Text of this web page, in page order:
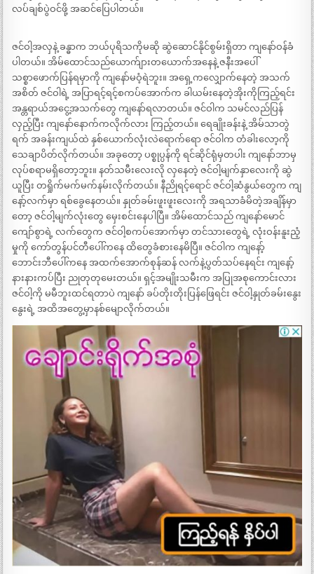
လပ်ချစ်ပွဲဝင်ဖို့ အဆင်ပြေပါတယ်။
ဇင်ဝါ့အလှနဲ့ ခန္ဓာက ဘယ်ပုရိသကိုမဆို ဆွဲဆောင်နိုင်စွမ်းရှိတာ ကျနော်ဝန်ခံ
ပါတယ်။ အိမ်ထောင်သည်ယောက်ျားတယောက်အနေနဲ့ ဇနီးအပေါ်
သစ္စာဖောက်ပြန်ရမှာကို ကျနော်မဝံ့ရဲဘူး။ အရှေ့ကလျှောက်နေတဲ့ အသက်
အစိတ် ဇင်ဝါရဲ့ အပြာရင့်ရင့်စကပ်အောက်က ခါယမ်းနေတဲ့အိုးကိုကြည့်ရင်း
အန္တရာယ်အငွေ့အသက်တွေ ကျနော်ရလာတယ်။ ဇင်ဝါက သမင်လည်ပြန်
လှည့်ပြီး ကျနော်နောက်ကလိုက်လား ကြည့်တယ်။ ရေချိုးခန်းနဲ့ အိမ်သာတွဲ
ရက် အခန်းကျယ်ထဲ နှစ်ယောက်လုံးလဲရောက်ရော ဇင်ဝါက တံခါးလော့ကို
သေချာပိတ်လိုက်တယ်။ အခုတော့ ပစ္စုပ္ပန်ကို ရင်ဆိုင်ရုံမှတပါး ကျနော်ဘာမှ
လုပ်စရာမရှိတော့ဘူး။ နတ်သမီးလေးလို လှနေတဲ့ ဇင်ဝါ့မျက်နှာလေးကို ဆွဲ
ယူပြီး တရှိုက်မက်မက်နမ်းလိုက်တယ်။ နီညိုရင့်ရောင် ဇင်ဝါ့ဆံနွယ်တွေက ကျ
နော့်လက်မှာ ရစ်ခွေနေတယ်။ နှုတ်ခမ်းဖူးဖူးလေးကို အရသာခံမိတဲ့အချိန်မှာ
တော့ ဇင်ဝါ့မျက်လုံးတွေ မှေးစင်းနေပါပြီ။ အိမ်ထောင်သည် ကျနော်မောင်
ကျော်စွာရဲ့ လက်တွေက ဇင်ဝါ့စကပ်အောက်မှာ တင်သားတွေရဲ့ လုံးဝန်းနူးညံ့
မှုကို ကော်တွန်ပင်တီပေါ်ကနေ ထိတွေခံစားနေမိပြီ။ ဇင်ဝါက ကျနော့်
ဘောင်းဘီပေါ်ကနေ အထက်အောက်စုန်ဆန် လက်နဲ့ပွတ်သပ်နေရင်း ကျနော့်
နားနားကပ်ပြီး ညုတုတုမေးတယ်။ ရှင့်အမျိုးသမီးက အပြုအစုကောင်းလား
ဇင်ဝါ့ကို မမီဘူးထင်ရတာပဲ ကျနော် ခပ်တိုးတိုးပြန်ဖြေရင်း ဇင်ဝါ့နှုတ်ခမ်းနွေး
နွေးရဲ့ အထိအတွေ့မှာနစ်မျောလိုက်တယ်။